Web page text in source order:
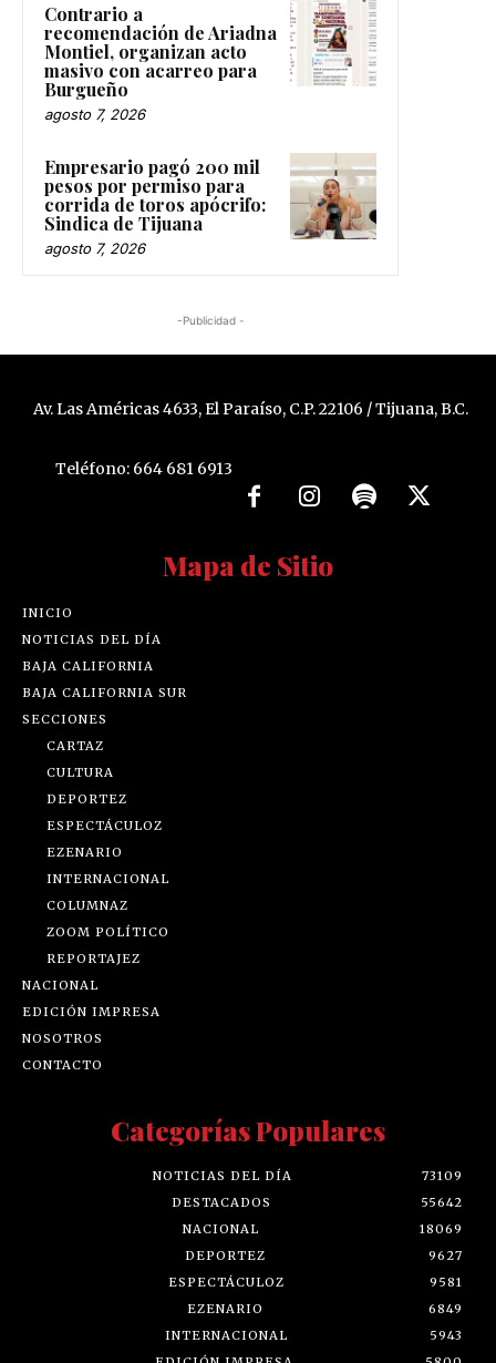
Contrario a
recomendación de Ariadna
Montiel, organizan acto
masivo con acarreo para
Burgueño
agosto 7, 2026
Empresario pagó 200 mil
pesos por permiso para
corrida de toros apócrifo:
Sindica de Tijuana
agosto 7, 2026
-Publicidad -
Av. Las Américas 4633, El Paraíso, C.P. 22106 / Tijuana, B.C.
Teléfono: 664 681 6913
Mapa de Sitio
INICIO
NOTICIAS DEL DÍA
BAJA CALIFORNIA
BAJA CALIFORNIA SUR
SECCIONES
CARTAZ
CULTURA
DEPORTEZ
ESPECTÁCULOZ
EZENARIO
INTERNACIONAL
COLUMNAZ
ZOOM POLÍTICO
REPORTAJEZ
NACIONAL
EDICIÓN IMPRESA
NOSOTROS
CONTACTO
Categorías Populares
NOTICIAS DEL DÍA
73109
DESTACADOS
55642
NACIONAL
18069
DEPORTEZ
9627
ESPECTÁCULOZ
9581
EZENARIO
6849
INTERNACIONAL
5943